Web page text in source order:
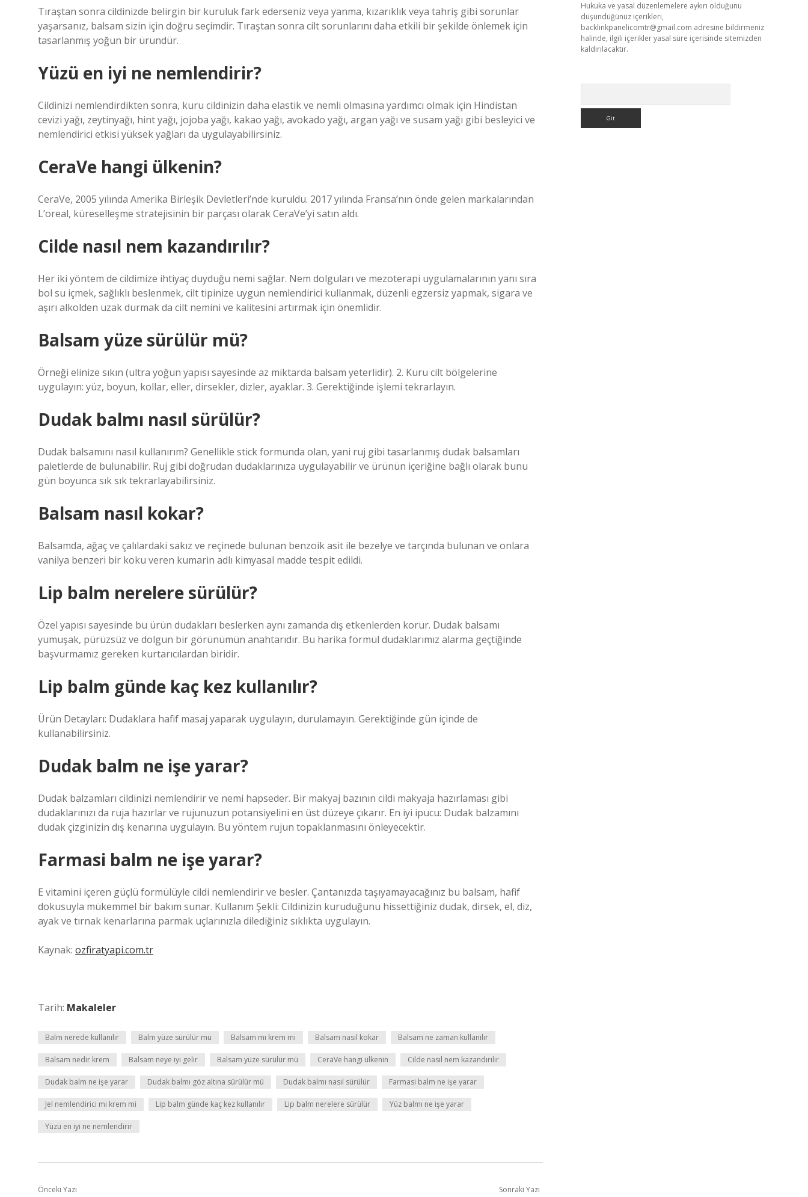
Tıraştan sonra cildinizde belirgin bir kuruluk fark ederseniz veya yanma, kızarıklık veya tahriş gibi sorunlar
yaşarsanız, balsam sizin için doğru seçimdir. Tıraştan sonra cilt sorunlarını daha etkili bir şekilde önlemek için
tasarlanmış yoğun bir üründür.
Yüzü en iyi ne nemlendirir?
Cildinizi nemlendirdikten sonra, kuru cildinizin daha elastik ve nemli olmasına yardımcı olmak için Hindistan
cevizi yağı, zeytinyağı, hint yağı, jojoba yağı, kakao yağı, avokado yağı, argan yağı ve susam yağı gibi besleyici ve
nemlendirici etkisi yüksek yağları da uygulayabilirsiniz.
CeraVe hangi ülkenin?
CeraVe, 2005 yılında Amerika Birleşik Devletleri’nde kuruldu. 2017 yılında Fransa’nın önde gelen markalarından
L’oreal, küreselleşme stratejisinin bir parçası olarak CeraVe’yi satın aldı.
Cilde nasıl nem kazandırılır?
Her iki yöntem de cildimize ihtiyaç duyduğu nemi sağlar. Nem dolguları ve mezoterapi uygulamalarının yanı sıra
bol su içmek, sağlıklı beslenmek, cilt tipinize uygun nemlendirici kullanmak, düzenli egzersiz yapmak, sigara ve
aşırı alkolden uzak durmak da cilt nemini ve kalitesini artırmak için önemlidir.
Balsam yüze sürülür mü?
Örneği elinize sıkın (ultra yoğun yapısı sayesinde az miktarda balsam yeterlidir). 2. Kuru cilt bölgelerine
uygulayın: yüz, boyun, kollar, eller, dirsekler, dizler, ayaklar. 3. Gerektiğinde işlemi tekrarlayın.
Dudak balmı nasıl sürülür?
Dudak balsamını nasıl kullanırım? Genellikle stick formunda olan, yani ruj gibi tasarlanmış dudak balsamları
paletlerde de bulunabilir. Ruj gibi doğrudan dudaklarınıza uygulayabilir ve ürünün içeriğine bağlı olarak bunu
gün boyunca sık sık tekrarlayabilirsiniz.
Balsam nasıl kokar?
Balsamda, ağaç ve çalılardaki sakız ve reçinede bulunan benzoik asit ile bezelye ve tarçında bulunan ve onlara
vanilya benzeri bir koku veren kumarin adlı kimyasal madde tespit edildi.
Lip balm nerelere sürülür?
Özel yapısı sayesinde bu ürün dudakları beslerken aynı zamanda dış etkenlerden korur. Dudak balsamı
yumuşak, pürüzsüz ve dolgun bir görünümün anahtarıdır. Bu harika formül dudaklarımız alarma geçtiğinde
başvurmamız gereken kurtarıcılardan biridir.
Lip balm günde kaç kez kullanılır?
Ürün Detayları: Dudaklara hafif masaj yaparak uygulayın, durulamayın. Gerektiğinde gün içinde de
kullanabilirsiniz.
Dudak balm ne işe yarar?
Dudak balzamları cildinizi nemlendirir ve nemi hapseder. Bir makyaj bazının cildi makyaja hazırlaması gibi
dudaklarınızı da ruja hazırlar ve rujunuzun potansiyelini en üst düzeye çıkarır. En iyi ipucu: Dudak balzamını
dudak çizginizin dış kenarına uygulayın. Bu yöntem rujun topaklanmasını önleyecektir.
Farmasi balm ne işe yarar?
E vitamini içeren güçlü formülüyle cildi nemlendirir ve besler. Çantanızda taşıyamayacağınız bu balsam, hafif
dokusuyla mükemmel bir bakım sunar. Kullanım Şekli: Cildinizin kuruduğunu hissettiğiniz dudak, dirsek, el, diz,
ayak ve tırnak kenarlarına parmak uçlarınızla dilediğiniz sıklıkta uygulayın.
Kaynak: ozfiratyapi.com.tr
Tarih: Makaleler
Balm nerede kullanılır Balm yüze sürülür mü Balsam mı krem mi Balsam nasıl kokar Balsam ne zaman kullanılır
Balsam nedir krem Balsam neye iyi gelir Balsam yüze sürülür mü CeraVe hangi ülkenin Cilde nasıl nem kazandırılır
Dudak balm ne işe yarar Dudak balmı göz altına sürülür mü Dudak balmı nasıl sürülür Farmasi balm ne işe yarar
Jel nemlendirici mi krem mi Lip balm günde kaç kez kullanılır Lip balm nerelere sürülür Yüz balmı ne işe yarar
Yüzü en iyi ne nemlendirir
Önceki Yazı Sonraki Yazı
Hukuka ve yasal düzenlemelere aykırı olduğunu
düşündüğünüz içerikleri,
backlinkpanelicomtr@gmail.com adresine bildirmeniz
halinde, ilgili içerikler yasal süre içerisinde sitemizden
kaldırılacaktır.